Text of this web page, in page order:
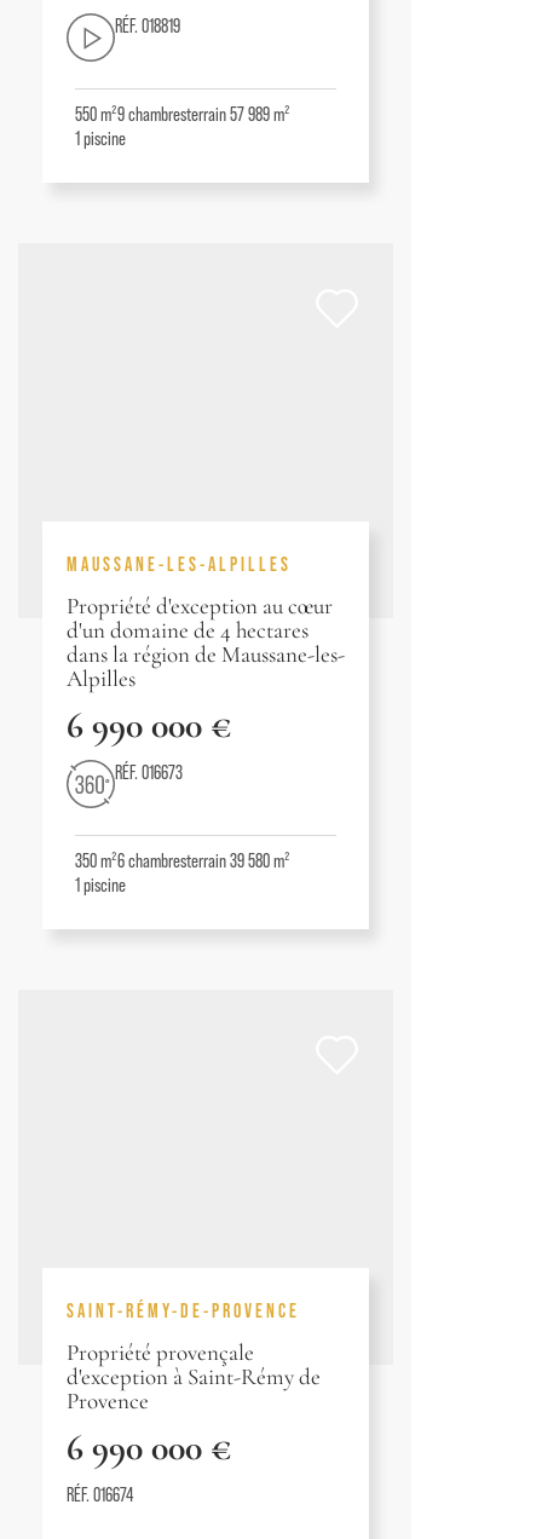
RÉF. 018819
550 m²9chambresterrain 57 989 m²
1piscine
MAUSSANE-LES-ALPILLES
Propriété d'exception au cœur
d'un domaine de 4 hectares
dans la région de Maussane-les-
Alpilles
6 990 000 €
RÉF. 016673
350 m²6chambresterrain 39 580 m²
1piscine
SAINT-RÉMY-DE-PROVENCE
Propriété provençale
d'exception à Saint-Rémy de
Provence
6 990 000 €
RÉF. 016674